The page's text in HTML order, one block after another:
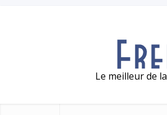
Le meilleur de la